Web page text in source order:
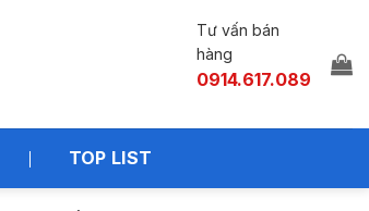
Tư vấn bán
hàng
0914.617.089
TOP LIST